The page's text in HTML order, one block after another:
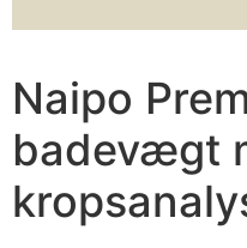
Naipo
badevægt